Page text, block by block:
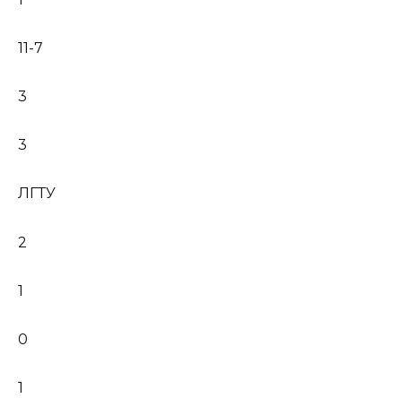
11-7
3
3
ЛГТУ
2
1
0
1